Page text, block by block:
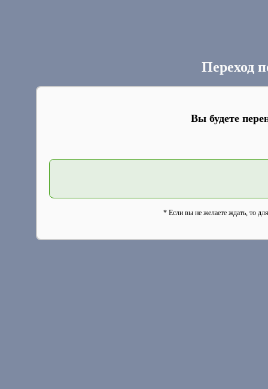
Переход
Вы будете
* Если вы не желаете ждать, то